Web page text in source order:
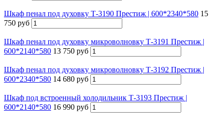
Шкаф пенал под духовку Т-3190 Престиж | 600*2340*580 15
750 руб
Шкаф пенал под духовку микроволновку Т-3191 Престиж |
600*2140*580 13 750 руб
Шкаф пенал под духовку микроволновку Т-3192 Престиж |
600*2340*580 14 680 руб
Шкаф под встроенный холодильник Т-3193 Престиж |
600*2140*580 16 990 руб